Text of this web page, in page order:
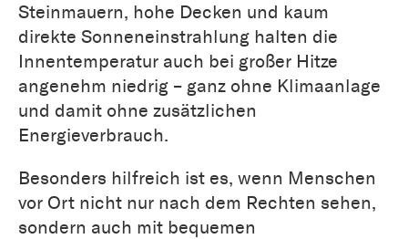
Steinmauern, hohe Decken und kaum
direkte Sonneneinstrahlung halten die
Innentemperatur auch bei großer Hitze
angenehm niedrig – ganz ohne Klimaanlage
und damit ohne zusätzlichen
Energieverbrauch.
Besonders hilfreich ist es, wenn Menschen
vor Ort nicht nur nach dem Rechten sehen,
sondern auch mit bequemen